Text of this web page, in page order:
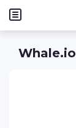
Whale.io